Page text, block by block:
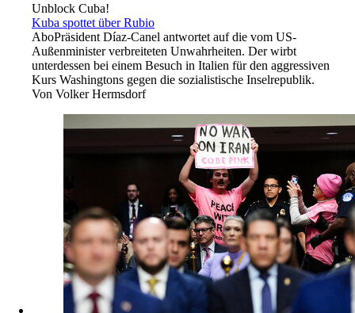
Unblock Cuba!
Kuba spottet über Rubio
AboPräsident Díaz-Canel antwortet auf die vom US-
Außenminister verbreiteten Unwahrheiten. Der wirbt
unterdessen bei einem Besuch in Italien für den aggressiven
Kurs Washingtons gegen die sozialistische Inselrepublik.
Von Volker Hermsdorf